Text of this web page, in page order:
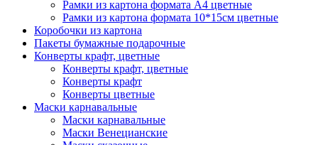
Рамки из картона формата А4 цветные
Рамки из картона формата 10*15см цветные
Коробочки из картона
Пакеты бумажные подарочные
Конверты крафт, цветные
Конверты крафт, цветные
Конверты крафт
Конверты цветные
Маски карнавальные
Маски карнавальные
Маски Венецианские